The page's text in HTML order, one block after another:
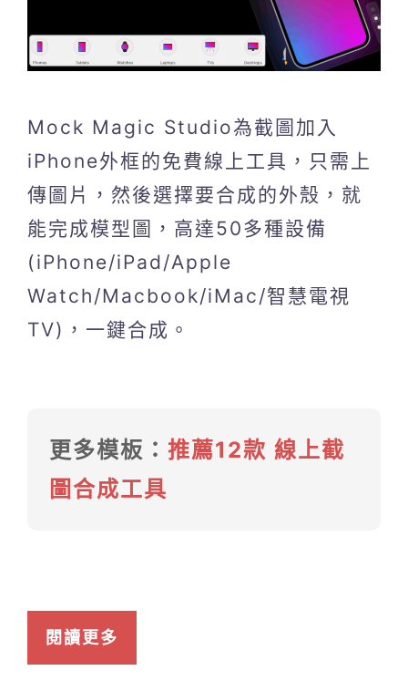
Mock Magic Studio為截圖加入
iPhone外框的免費線上工具，只需上
傳圖片，然後選擇要合成的外殼，就
能完成模型圖，高達50多種設備
(iPhone/iPad/Apple
Watch/Macbook/iMac/智慧電視
TV)，一鍵合成。
更多模板： 推薦12款 線上截
圖合成工具
閱讀更多